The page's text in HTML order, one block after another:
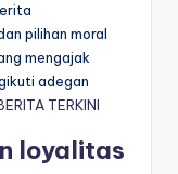
pilihan moral
mengajak
adegan
TERKINI
loyalitas